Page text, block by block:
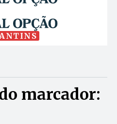
marcador: